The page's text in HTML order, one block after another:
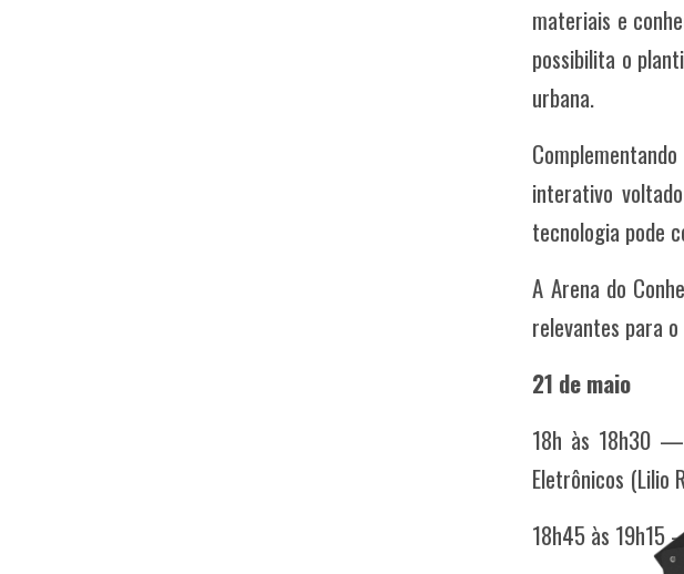
materiais e
possibilita o
urbana.
interativo
tecnologia pode
A Arena do
relevantes para
21 de maio
18h às 18h30 —
Eletrônicos (Lilio
18h45 às 19h15